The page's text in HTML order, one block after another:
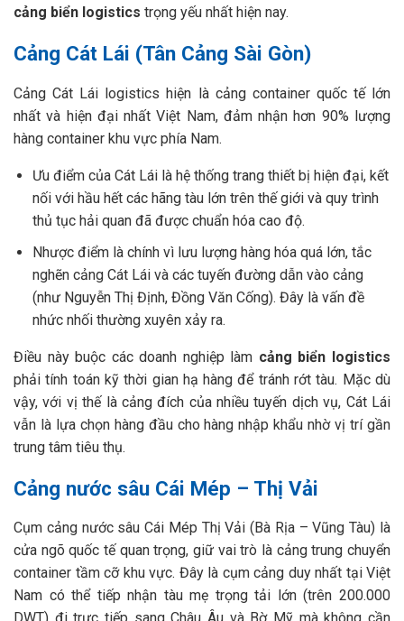
cảng biển logistics trọng yếu nhất hiện nay.
Cảng Cát Lái (Tân Cảng Sài Gòn)
Cảng Cát Lái logistics hiện là cảng container quốc tế lớn
nhất và hiện đại nhất Việt Nam, đảm nhận hơn 90% lượng
hàng container khu vực phía Nam.
Ưu điểm của Cát Lái là hệ thống trang thiết bị hiện đại, kết
nối với hầu hết các hãng tàu lớn trên thế giới và quy trình
thủ tục hải quan đã được chuẩn hóa cao độ.
Nhược điểm là chính vì lưu lượng hàng hóa quá lớn, tắc
nghẽn cảng Cát Lái và các tuyến đường dẫn vào cảng
(như Nguyễn Thị Định, Đồng Văn Cống). Đây là vấn đề
nhức nhối thường xuyên xảy ra.
Điều này buộc các doanh nghiệp làm cảng biển logistics
phải tính toán kỹ thời gian hạ hàng để tránh rớt tàu. Mặc dù
vậy, với vị thế là cảng đích của nhiều tuyến dịch vụ, Cát Lái
vẫn là lựa chọn hàng đầu cho hàng nhập khẩu nhờ vị trí gần
trung tâm tiêu thụ.
Cảng nước sâu Cái Mép – Thị Vải
Cụm cảng nước sâu Cái Mép Thị Vải (Bà Rịa – Vũng Tàu) là
cửa ngõ quốc tế quan trọng, giữ vai trò là cảng trung chuyển
container tầm cỡ khu vực. Đây là cụm cảng duy nhất tại Việt
Nam có thể tiếp nhận tàu mẹ trọng tải lớn (trên 200.000